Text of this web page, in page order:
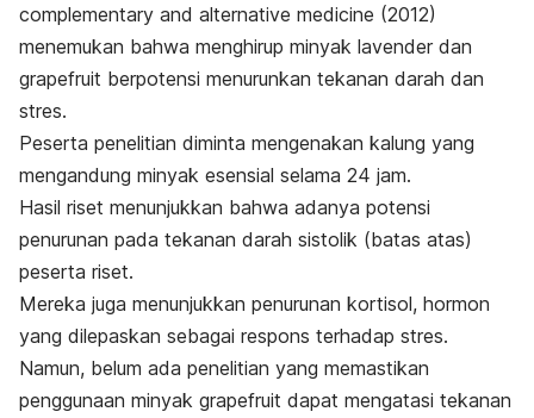
complementary and alternative medicine (2012)
menemukan bahwa menghirup minyak lavender dan
grapefruit berpotensi menurunkan tekanan darah dan
stres.
Peserta penelitian diminta mengenakan kalung yang
mengandung minyak esensial selama 24 jam.
Hasil riset menunjukkan bahwa adanya potensi
penurunan pada tekanan darah sistolik (batas atas)
peserta riset.
Mereka juga menunjukkan penurunan kortisol, hormon
yang dilepaskan sebagai respons terhadap stres.
Namun, belum ada penelitian yang memastikan
penggunaan minyak grapefruit dapat mengatasi tekanan